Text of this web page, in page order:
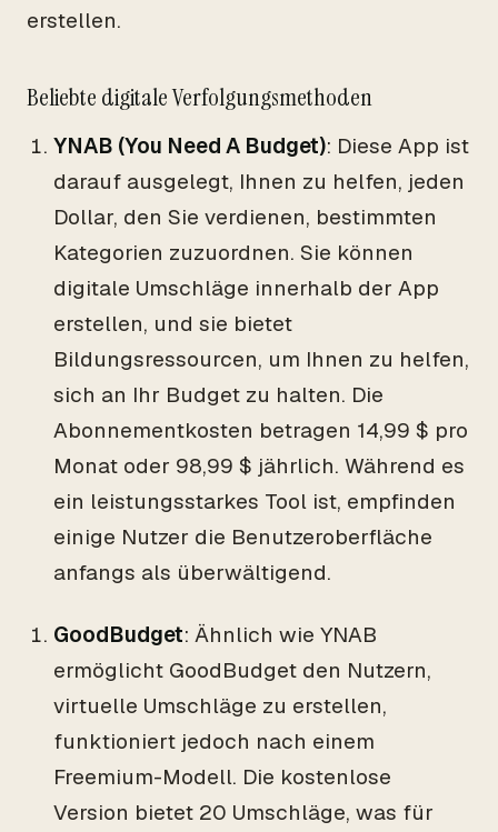
erstellen.
Beliebte digitale Verfolgungsmethoden
YNAB (You Need A Budget): Diese App ist
darauf ausgelegt, Ihnen zu helfen, jeden
Dollar, den Sie verdienen, bestimmten
Kategorien zuzuordnen. Sie können
digitale Umschläge innerhalb der App
erstellen, und sie bietet
Bildungsressourcen, um Ihnen zu helfen,
sich an Ihr Budget zu halten. Die
Abonnementkosten betragen 14,99 $ pro
Monat oder 98,99 $ jährlich. Während es
ein leistungsstarkes Tool ist, empfinden
einige Nutzer die Benutzeroberfläche
anfangs als überwältigend.
GoodBudget: Ähnlich wie YNAB
ermöglicht GoodBudget den Nutzern,
virtuelle Umschläge zu erstellen,
funktioniert jedoch nach einem
Freemium-Modell. Die kostenlose
Version bietet 20 Umschläge, was für